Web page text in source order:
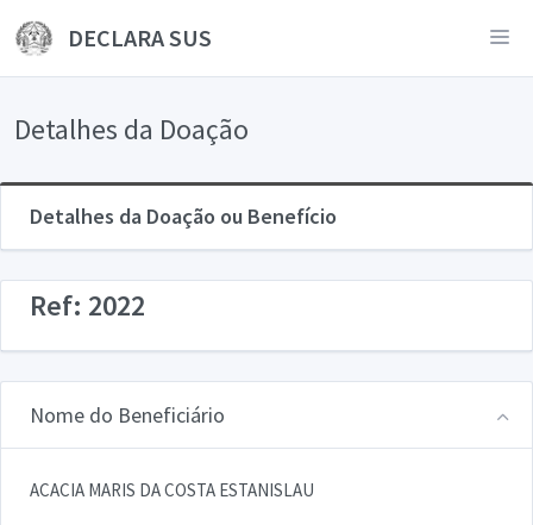
DECLARA SUS
Detalhes da Doação
Detalhes da Doação ou Benefício
Ref: 2022
Nome do Beneficiário
ACACIA MARIS DA COSTA ESTANISLAU